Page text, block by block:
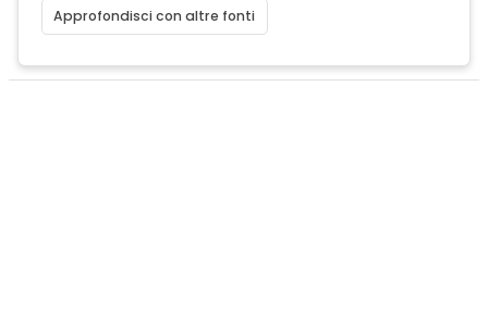
Approfondisci con altre fonti